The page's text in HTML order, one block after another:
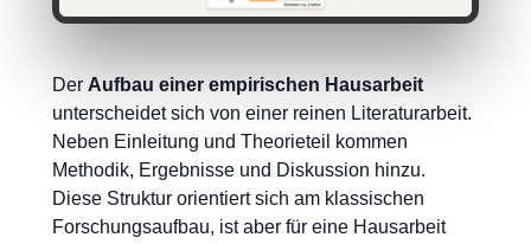
Der Aufbau einer empirischen Hausarbeit
unterscheidet sich von einer reinen Literaturarbeit.
Neben Einleitung und Theorieteil kommen
Methodik, Ergebnisse und Diskussion hinzu.
Diese Struktur orientiert sich am klassischen
Forschungsaufbau, ist aber für eine Hausarbeit